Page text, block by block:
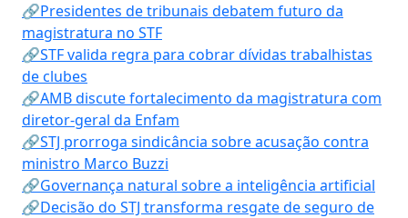
🔗Presidentes de tribunais debatem futuro da
magistratura no STF
🔗STF valida regra para cobrar dívidas trabalhistas
de clubes
🔗AMB discute fortalecimento da magistratura com
diretor-geral da Enfam
🔗STJ prorroga sindicância sobre acusação contra
ministro Marco Buzzi
🔗Governança natural sobre a inteligência artificial
🔗Decisão do STJ transforma resgate de seguro de